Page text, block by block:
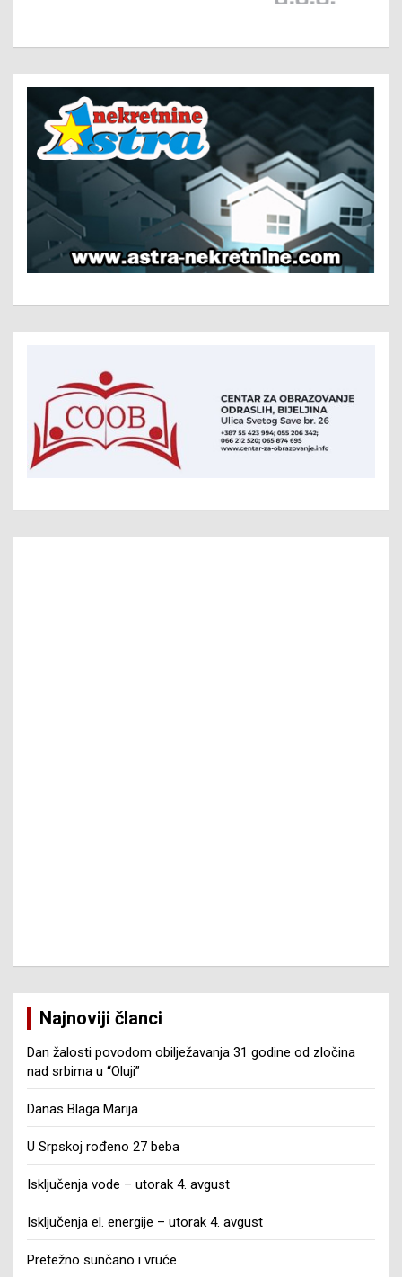
Najnoviji članci
Dan žalosti povodom obilježavanja 31 godine od zločina
nad srbima u “Oluji”
Danas Blaga Marija
U Srpskoj rođeno 27 beba
Isključenja vode – utorak 4. avgust
Isključenja el. energije – utorak 4. avgust
Pretežno sunčano i vruće